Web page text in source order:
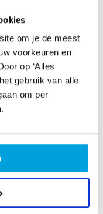
om je de meest
voorkeuren en
op ‘Alles
gebruik van alle
om per
schoenen (8
jezelf laten
jongeren is dat
met het Centrum
training
via
en
bepalen
hun eigen